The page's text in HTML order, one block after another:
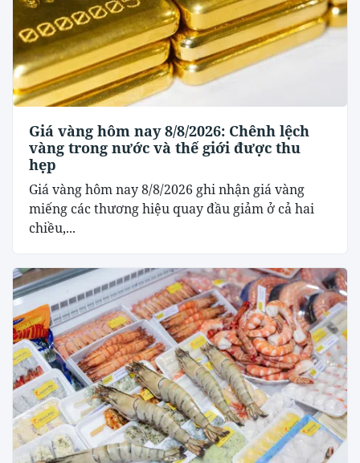
Giá vàng hôm nay 8/8/2026: Chênh lệch
vàng trong nước và thế giới được thu
hẹp
Giá vàng hôm nay 8/8/2026 ghi nhận giá vàng
miếng các thương hiệu quay đầu giảm ở cả hai
chiều,...